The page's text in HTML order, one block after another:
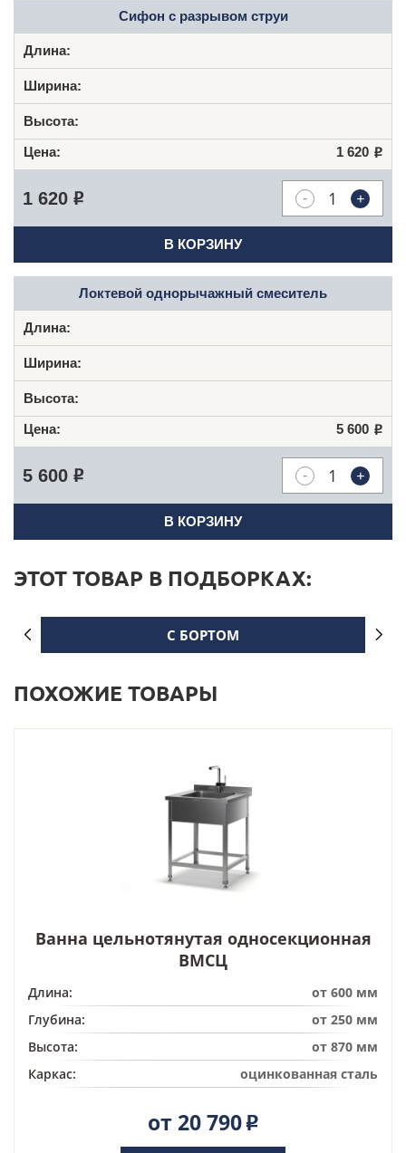
Сифон с разрывом струи
1 620 Р
- +
1 620 Р
В КОРЗИНУ
Локтевой однорычажный смеситель
5 600 Р
- +
5 600 Р
В КОРЗИНУ
ЭТОТ ТОВАР В ПОДБОРКАХ:
С БОРТОМ
ПОХОЖИЕ ТОВАРЫ
Ванна цельнотянутая односекционная
ВМСЦ
Длина:
от 600 мм
Глубина:
от 250 мм
Высота:
от 870 мм
Каркас:
оцинкованная сталь
от 20 790Р